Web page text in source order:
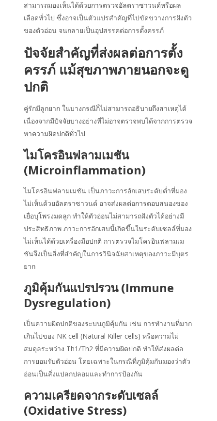
สามารถมองเห็นได้ด้วยการตรวจอัลตราซาวนด์หรือผล
เลือดทั่วไป ซึ่งอาจเป็นตัวแปรสำคัญที่ไปขัดขวางการฝังตัว
ของตัวอ่อน จนกลายเป็นอุปสรรคต่อการตั้งครรภ์
ปัจจัยสำคัญที่ส่งผลต่อการตั้ง
ครรภ์ แม้สุขภาพภายนอกจะดู
ปกติ
คู่รักมีลูกยาก ในบางกรณีก็ไม่สามารถอธิบายถึงสาเหตุได้
เนื่องจากมีปัจจัยบางอย่างที่ไม่อาจตรวจพบได้จากการตรวจ
หาความผิดปกติทั่วไป
ไมโครอินฟลามเมชัน
(Microinflammation)
ไมโครอินฟลามเมชัน เป็นภาวะการอักเสบระดับต่ำที่มอง
ไม่เห็นด้วยอัลตราซาวนด์ อาจส่งผลต่อการตอบสนองของ
เยื่อบุโพรงมดลูก ทำให้ตัวอ่อนไม่สามารถฝังตัวได้อย่างมี
ประสิทธิภาพ ภาวะการอักเสบนี้เกิดขึ้นในระดับเซลล์ที่มอง
ไม่เห็นได้ด้วยเครื่องมือปกติ การตรวจไมโครอินฟลามเม
ชันจึงเป็นสิ่งที่สำคัญในการวินิจฉัยสาเหตุของภาวะมีบุตร
ยาก
ภูมิคุ้มกันแปรปรวน (Immune
Dysregulation)
เป็นความผิดปกติของระบบภูมิคุ้มกัน เช่น การทำงานที่มาก
เกินไปของ NK cell (Natural Killer cells) หรือความไม่
สมดุลระหว่าง Th1/Th2 ที่มีความผิดปกติ ทำให้ส่งผลต่อ
การยอมรับตัวอ่อน โดยเฉพาะในกรณีที่ภูมิคุ้มกันมองว่าตัว
อ่อนเป็นสิ่งแปลกปลอมและทำการป้องกัน
ความเครียดจากระดับเซลล์
(Oxidative Stress)